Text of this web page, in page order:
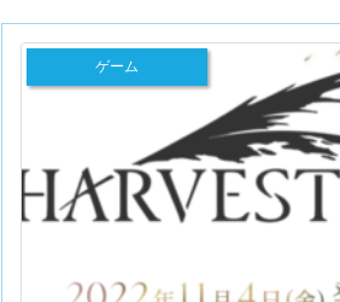
ゲーム